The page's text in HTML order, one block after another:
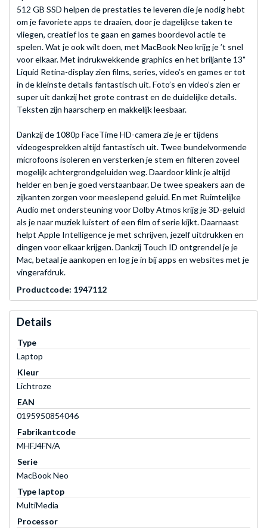
512 GB SSD helpen de prestaties te leveren die je nodig hebt
om je favoriete apps te draaien, door je dagelijkse taken te
vliegen, creatief los te gaan en games boordevol actie te
spelen. Wat je ook wilt doen, met MacBook Neo krijg je ’t snel
voor elkaar. Met indrukwekkende graphics en het briljante 13"
Liquid Retina-display zien films, series, video’s en games er tot
in de kleinste details fantastisch uit. Foto’s en video’s zien er
super uit dankzij het grote contrast en de duidelijke details.
Teksten zijn haarscherp en makkelijk leesbaar.
Dankzij de 1080p FaceTime HD-camera zie je er tijdens
videogesprekken altijd fantastisch uit. Twee bundelvormende
microfoons isoleren en versterken je stem en filteren zoveel
mogelijk achtergrond­geluiden weg. Daardoor klink je altijd
helder en ben je goed verstaanbaar. De twee speakers aan de
zijkanten zorgen voor meeslepend geluid. En met Ruimtelijke
Audio met ondersteuning voor Dolby Atmos krijg je 3D-geluid
als je naar muziek luistert of een film of serie kijkt. Daarnaast
helpt Apple Intelligence je met schrijven, jezelf uitdrukken en
dingen voor elkaar krijgen. Dankzij Touch ID ontgrendel je je
Mac, betaal je aankopen en log je in bij apps en websites met je
vingerafdruk.
Productcode: 1947112
Details
Type
Laptop
Kleur
Lichtroze
EAN
0195950854046
Fabrikantcode
MHFJ4FN/A
Serie
MacBook Neo
Type laptop
MultiMedia
Processor